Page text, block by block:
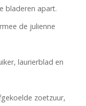
bladeren apart.
de julienne
laurierblad en
zoetzuur,